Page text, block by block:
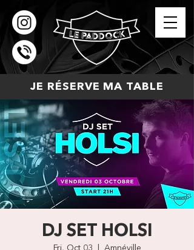
JE RÉSERVE MA TABLE
DJ SET HOLSI
Fri, Oct 03 Amnéville